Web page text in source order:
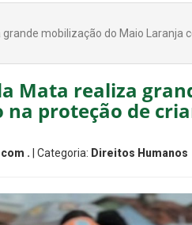
mobilização do Maio Laranja
Mata realiza
proteção de
. | Categoria: Direitos Humanos